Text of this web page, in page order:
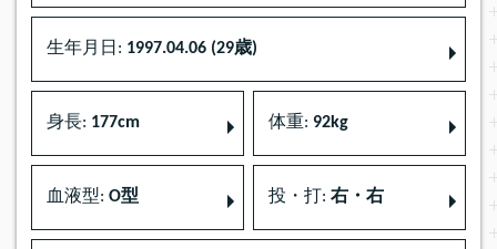
生年月日: 1997.04.06 (29歳)
身長: 177cm 体重: 92kg
血液型: O型 投・打: 右・右